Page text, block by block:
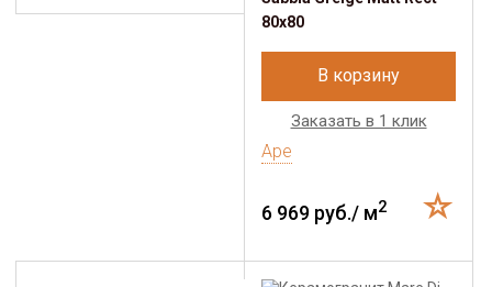
80х80
В корзину
Заказать в 1 клик
Ape
6 969 руб./ м2